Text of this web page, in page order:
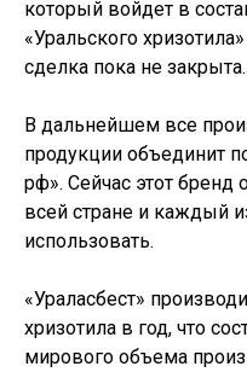
который войдет в
«Уральского
сделка пока не закрыта.
В дальнейшем все
продукции объединит
рф». Сейчас этот бренд
всей стране и каждый
использовать.
«Ураласбест»
хризотила в год, что
мирового объема